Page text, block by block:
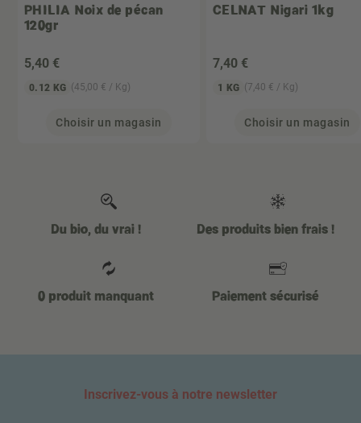
PHILIA Noix de pécan
120gr
5,40 €
0.12 KG (45,00 € / Kg)
Choisir un magasin
CELNAT Nigari 1kg
7,40 €
1 KG (7,40 € / Kg)
Choisir un magasin
Du bio, du vrai ! Des produits bien frais !
0 produit manquant Paiement sécurisé
Inscrivez-vous à notre newsletter